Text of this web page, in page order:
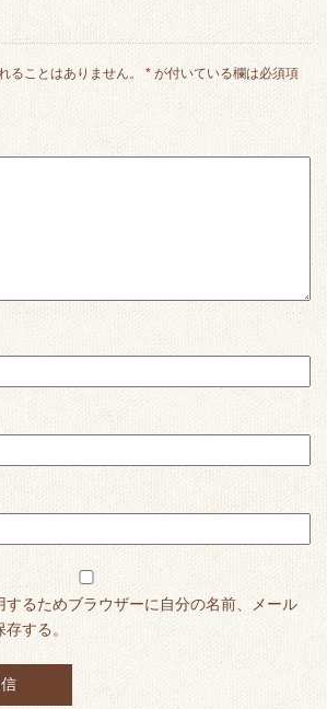
ることはありません。 * が付いている欄は必須項
するためブラウザーに自分の名前、メール
する。